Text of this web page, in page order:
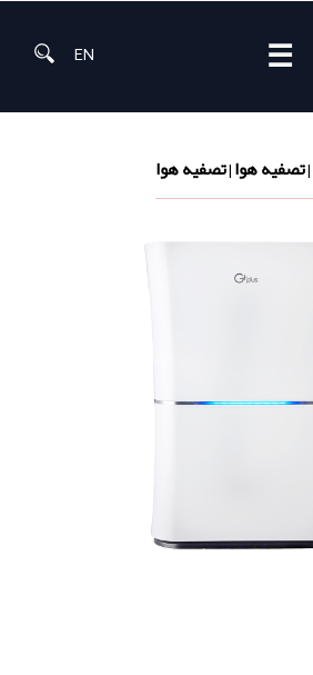
☰
EN
|تصفیه هوا|تصفیه هوا